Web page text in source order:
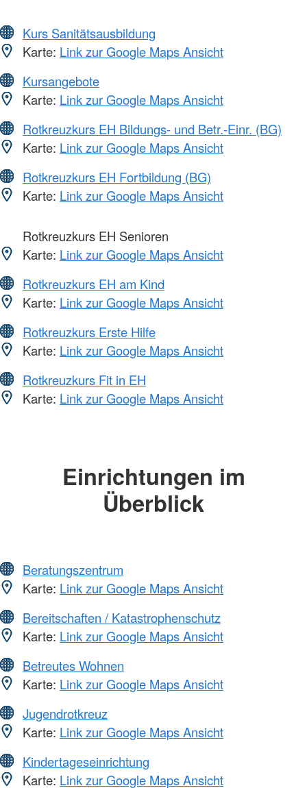
Kurs Sanitätsausbildung
Karte: Link zur Google Maps Ansicht
Kursangebote
Karte: Link zur Google Maps Ansicht
Rotkreuzkurs EH Bildungs- und Betr.-Einr. (BG)
Karte: Link zur Google Maps Ansicht
Rotkreuzkurs EH Fortbildung (BG)
Karte: Link zur Google Maps Ansicht
Rotkreuzkurs EH Senioren
Karte: Link zur Google Maps Ansicht
Rotkreuzkurs EH am Kind
Karte: Link zur Google Maps Ansicht
Rotkreuzkurs Erste Hilfe
Karte: Link zur Google Maps Ansicht
Rotkreuzkurs Fit in EH
Karte: Link zur Google Maps Ansicht
Einrichtungen im
Überblick
Beratungszentrum
Karte: Link zur Google Maps Ansicht
Bereitschaften / Katastrophenschutz
Karte: Link zur Google Maps Ansicht
Betreutes Wohnen
Karte: Link zur Google Maps Ansicht
Jugendrotkreuz
Karte: Link zur Google Maps Ansicht
Kindertageseinrichtung
Karte: Link zur Google Maps Ansicht